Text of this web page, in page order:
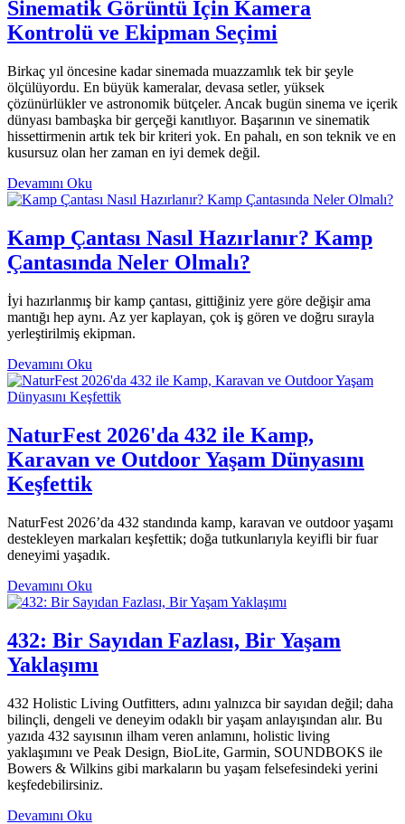
Sinematik Görüntü İçin Kamera
Kontrolü ve Ekipman Seçimi
Birkaç yıl öncesine kadar sinemada muazzamlık tek bir şeyle
ölçülüyordu. En büyük kameralar, devasa setler, yüksek
çözünürlükler ve astronomik bütçeler. Ancak bugün sinema ve içerik
dünyası bambaşka bir gerçeği kanıtlıyor. Başarının ve sinematik
hissettirmenin artık tek bir kriteri yok. En pahalı, en son teknik ve en
kusursuz olan her zaman en iyi demek değil.
Devamını Oku
Kamp Çantası Nasıl Hazırlanır? Kamp
Çantasında Neler Olmalı?
İyi hazırlanmış bir kamp çantası, gittiğiniz yere göre değişir ama
mantığı hep aynı. Az yer kaplayan, çok iş gören ve doğru sırayla
yerleştirilmiş ekipman.
Devamını Oku
NaturFest 2026'da 432 ile Kamp,
Karavan ve Outdoor Yaşam Dünyasını
Keşfettik
NaturFest 2026’da 432 standında kamp, karavan ve outdoor yaşamı
destekleyen markaları keşfettik; doğa tutkunlarıyla keyifli bir fuar
deneyimi yaşadık.
Devamını Oku
432: Bir Sayıdan Fazlası, Bir Yaşam
Yaklaşımı
432 Holistic Living Outfitters, adını yalnızca bir sayıdan değil; daha
bilinçli, dengeli ve deneyim odaklı bir yaşam anlayışından alır. Bu
yazıda 432 sayısının ilham veren anlamını, holistic living
yaklaşımını ve Peak Design, BioLite, Garmin, SOUNDBOKS ile
Bowers & Wilkins gibi markaların bu yaşam felsefesindeki yerini
keşfedebilirsiniz.
Devamını Oku